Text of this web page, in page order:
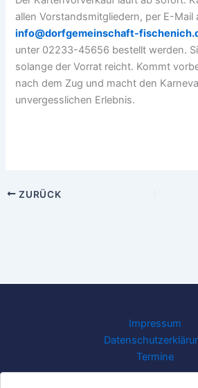
allen Vorstandsmitgliedern, per E-Mail
info@dorfgemeinschaft-
unter 02233-45656 bestellt werden.
solange der Vorrat reicht. Kommt
nach dem Zug und macht den
unvergesslichen Erlebnis.
ZURÜCK
Impressum
Termine
Suchen